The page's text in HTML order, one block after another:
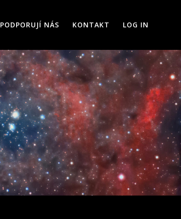
PODPORUJÍ NÁS KONTAKT LOG IN